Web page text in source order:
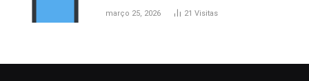
março 25, 2026 21 Visitas